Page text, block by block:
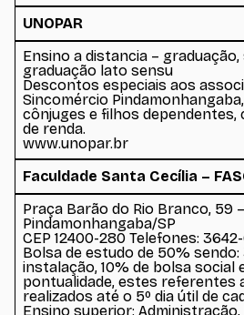
UNOPAR
Ensino a distancia –
graduação lato sensu
Descontos especiais aos
Sincomércio
cônjuges e filhos
de renda.
www.unopar.br
Faculdade Santa Cecília –
Praça Barão do Rio Branco, 59
Pindamonhangaba/SP
CEP 12400-280 Telefones:
Bolsa de estudo de 50%
instalação, 10% de bolsa social
pontualidade, estes referentes
realizados até o 5º dia útil de
Ensino superior: